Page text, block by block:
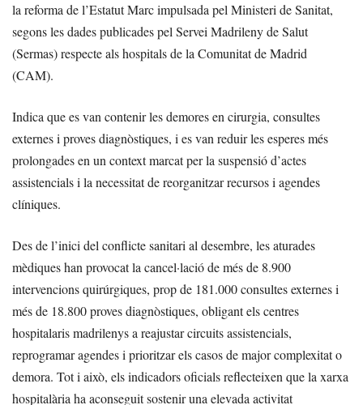
la reforma de l’Estatut Marc impulsada pel Ministeri de Sanitat,
segons les dades publicades pel Servei Madrileny de Salut
(Sermas) respecte als hospitals de la Comunitat de Madrid
(CAM).
Indica que es van contenir les demores en cirurgia, consultes
externes i proves diagnòstiques, i es van reduir les esperes més
prolongades en un context marcat per la suspensió d’actes
assistencials i la necessitat de reorganitzar recursos i agendes
clíniques.
Des de l’inici del conflicte sanitari al desembre, les aturades
mèdiques han provocat la cancel·lació de més de 8.900
intervencions quirúrgiques, prop de 181.000 consultes externes i
més de 18.800 proves diagnòstiques, obligant els centres
hospitalaris madrilenys a reajustar circuits assistencials,
reprogramar agendes i prioritzar els casos de major complexitat o
demora. Tot i això, els indicadors oficials reflecteixen que la xarxa
hospitalària ha aconseguit sostenir una elevada activitat